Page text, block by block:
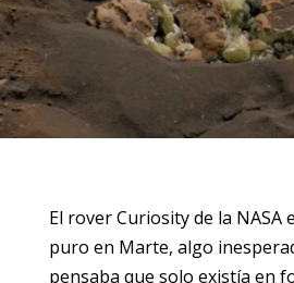
El rover Curiosity de la
puro en Marte, algo
pensaba que solo existía en